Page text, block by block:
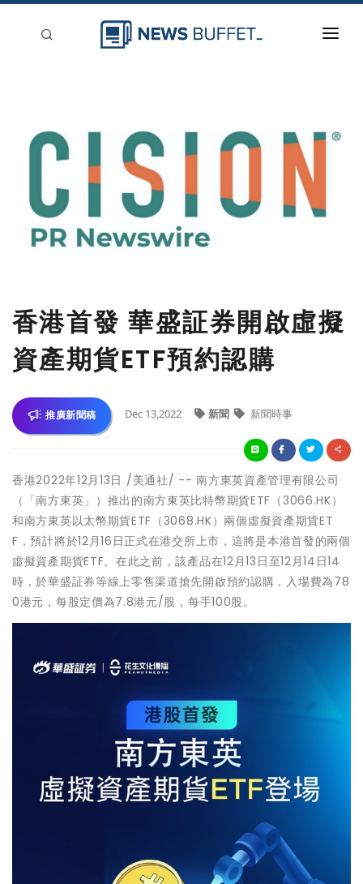
登入
香港首發 華盛証券開啟虛擬
資產期貨ETF預約認購
推廣新聞稿 Dec 13,2022 新聞 新聞時事
香港2022年12月13日 /美通社/ -- 南方東英資產管理有限公司
（「南方東英」）推出的南方東英比特幣期貨ETF（3066.HK）
和南方東英以太幣期貨ETF（3068.HK）兩個虛擬資產期貨ET
F，預計將於12月16日正式在港交所上市，這將是本港首發的兩個
虛擬資產期貨ETF。在此之前，該產品在12月13日至12月14日14
時，於華盛証券等線上零售渠道搶先開啟預約認購，入場費為78
0港元，每股定價為7.8港元/股，每手100股。